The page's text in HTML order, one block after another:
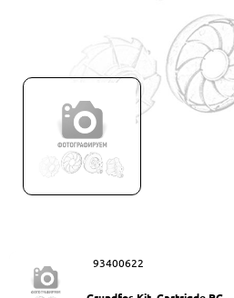
93400622